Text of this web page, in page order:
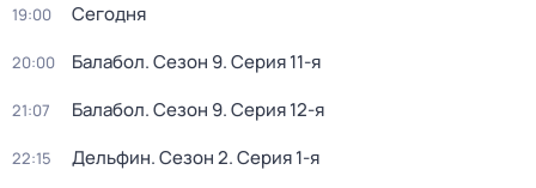
19:00 Сегодня
20:00 Балабол. Сезон 9. Серия 11-я
21:07 Балабол. Сезон 9. Серия 12-я
22:15 Дельфин. Сезон 2. Серия 1-я